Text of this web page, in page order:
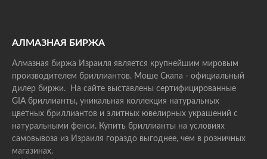
АЛМАЗНАЯ БИРЖА
Алмазная биржа Израиля является крупнейшим мировым
производителем бриллиантов. Моше Скапа - официальный
дилер биржи. На сайте выставлены сертифицированные
GIA бриллианты, уникальная коллекция натуральных
цветных бриллиантов и элитных ювелирных украшений с
натуральными фенси. Купить бриллианты на условиях
самовывоза из Израиля гораздо выгоднее, чем в розничных
магазинах.